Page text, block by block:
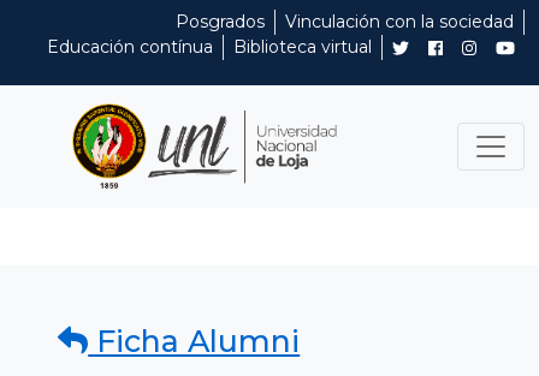
Posgrados
Vinculación con la sociedad
Educación contínua
Biblioteca virtual
Ficha Alumni